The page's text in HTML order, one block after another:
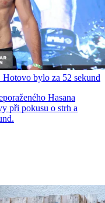
bylo za 52 sekund
Hasana
při pokusu o strh a